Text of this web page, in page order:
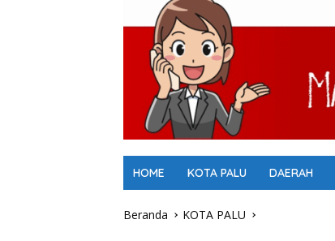
HOME KOTA PALU DAERAH
Beranda KOTA PALU